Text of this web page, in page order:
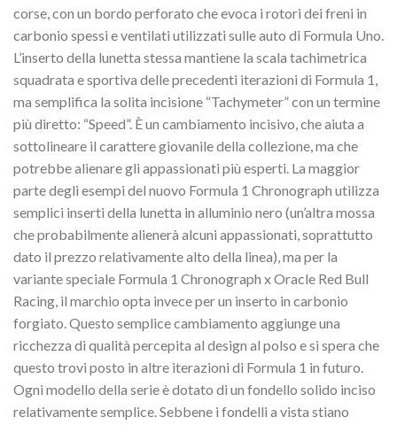
corse, con un bordo perforato che evoca i rotori dei freni in
carbonio spessi e ventilati utilizzati sulle auto di Formula Uno.
L’inserto della lunetta stessa mantiene la scala tachimetrica
squadrata e sportiva delle precedenti iterazioni di Formula 1,
ma semplifica la solita incisione “Tachymeter” con un termine
più diretto: “Speed”. È un cambiamento incisivo, che aiuta a
sottolineare il carattere giovanile della collezione, ma che
potrebbe alienare gli appassionati più esperti. La maggior
parte degli esempi del nuovo Formula 1 Chronograph utilizza
semplici inserti della lunetta in alluminio nero (un’altra mossa
che probabilmente alienerà alcuni appassionati, soprattutto
dato il prezzo relativamente alto della linea), ma per la
variante speciale Formula 1 Chronograph x Oracle Red Bull
Racing, il marchio opta invece per un inserto in carbonio
forgiato. Questo semplice cambiamento aggiunge una
ricchezza di qualità percepita al design al polso e si spera che
questo trovi posto in altre iterazioni di Formula 1 in futuro.
Ogni modello della serie è dotato di un fondello solido inciso
relativamente semplice. Sebbene i fondelli a vista stiano